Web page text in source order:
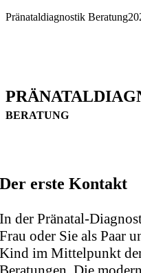
Pränataldiagnostik Beratung
BERATUNG
Der erste Kontakt
In der Pränatal-
Frau oder Sie als Paar
Kind im Mittelpunkt